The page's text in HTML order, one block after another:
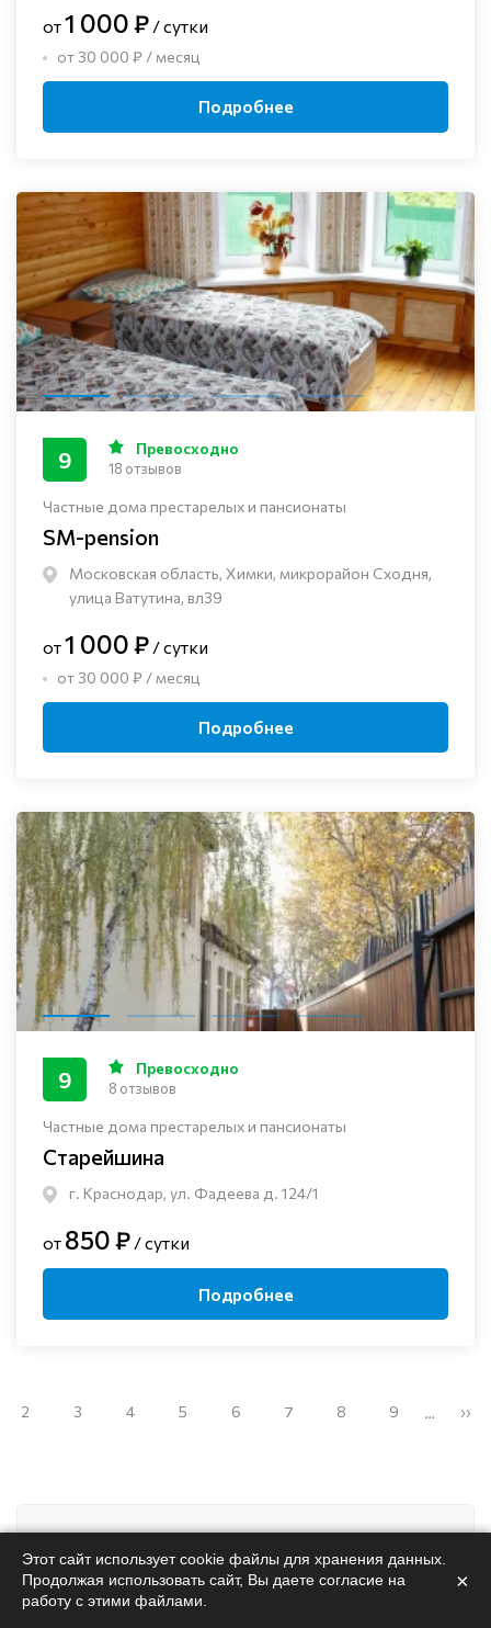
от1 000 ₽ / сутки
от 30 000 ₽ / месяц
Подробнее
Частные дома престарелых и пансионаты
SM-pension
Московская область, Химки, микрорайон Сходня,
улица Ватутина, вл39
9 Превосходно
18 отзывов
от1 000 ₽ / сутки
от 30 000 ₽ / месяц
Подробнее
Частные дома престарелых и пансионаты
Старейшина
г. Краснодар, ул. Фадеева д. 124/1
9 Превосходно
8 отзывов
от 850 ₽ / сутки
Подробнее
2 3 4 5 6 7 8 9 … ››
Поможемподобрать
пансионат
Этот сайт использует cookie файлы для хранения данных.
Продолжая использовать сайт, Вы даете согласие на
работу с этими файлами.
×